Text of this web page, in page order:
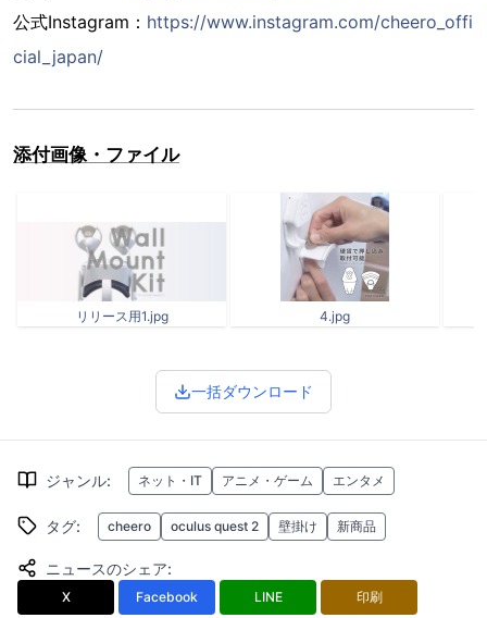
公式Instagram： https://www.instagram.com/cheero_offi
cial_japan/
添付画像・ファイル
リリース用1.jpg 4.jpg
一括ダウンロード
ジャンル: ネット・IT アニメ・ゲーム エンタメ
タグ: cheero oculus quest 2 壁掛け 新商品
ニュースのシェア:
X Facebook LINE 印刷